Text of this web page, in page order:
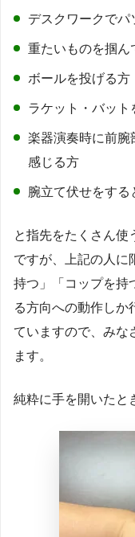
デスクワークで
重たいものを掴ん
ボールを投げる方
ラケット・バット
楽器演奏時に前腕
感じる方
腕立て伏せをする
と指先をたくさん使
ですが、上記の人に
持つ」「コップを持
る方向への動作しか
ていますので、みな
ます。
純粋に手を開いたと